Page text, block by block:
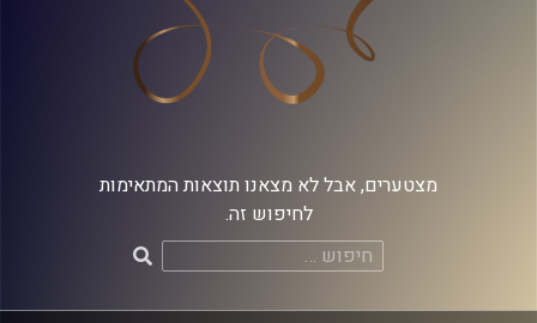
מצטערים, אבל לא מצאנו תוצאות המתאימות
לחיפוש זה.
חיפוש: